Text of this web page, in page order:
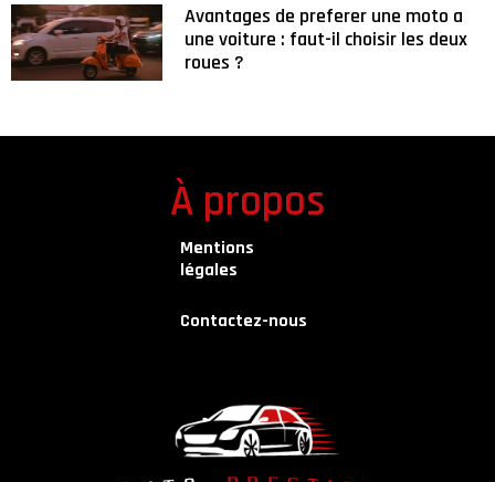
Avantages de preferer une moto a
une voiture : faut-il choisir les deux
roues ?
À propos
Mentions
légales
Contactez-nous